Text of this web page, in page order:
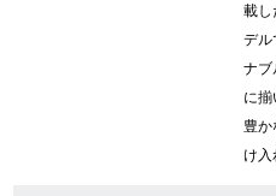
GINZA
載し
デル
ナブ
に
豊
け入